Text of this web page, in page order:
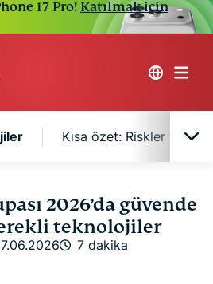
17 Pro! Katılmak için
Kısa özet: Riskler ve
için taşınması gereken
korunma yöntemleri
2026’da güvende
teknolojiler
7 dakika